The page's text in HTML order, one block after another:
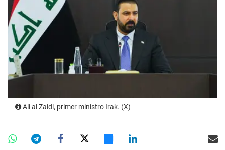
Ali al Zaidi, primer ministro Irak. (X)